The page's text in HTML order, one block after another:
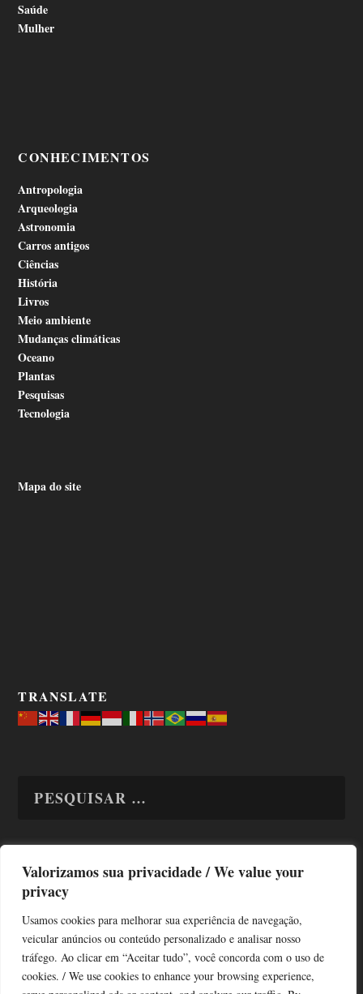
Valorizamos sua privacidade / We value your
privacy
Usamos cookies para melhorar sua experiência de navegação,
veicular anúncios ou conteúdo personalizado e analisar nosso
tráfego. Ao clicar em “Aceitar tudo”, você concorda com o uso de
cookies. / We use cookies to enhance your browsing experience,
Saúde
Mulher
CONHECIMENTOS
Antropologia
Arqueologia
Astronomia
Carros antigos
Ciências
História
Livros
Meio ambiente
Mudanças climáticas
Oceano
Plantas
Pesquisas
Tecnologia
Mapa do site
TRANSLATE
TODAS OS ASSUNTOS